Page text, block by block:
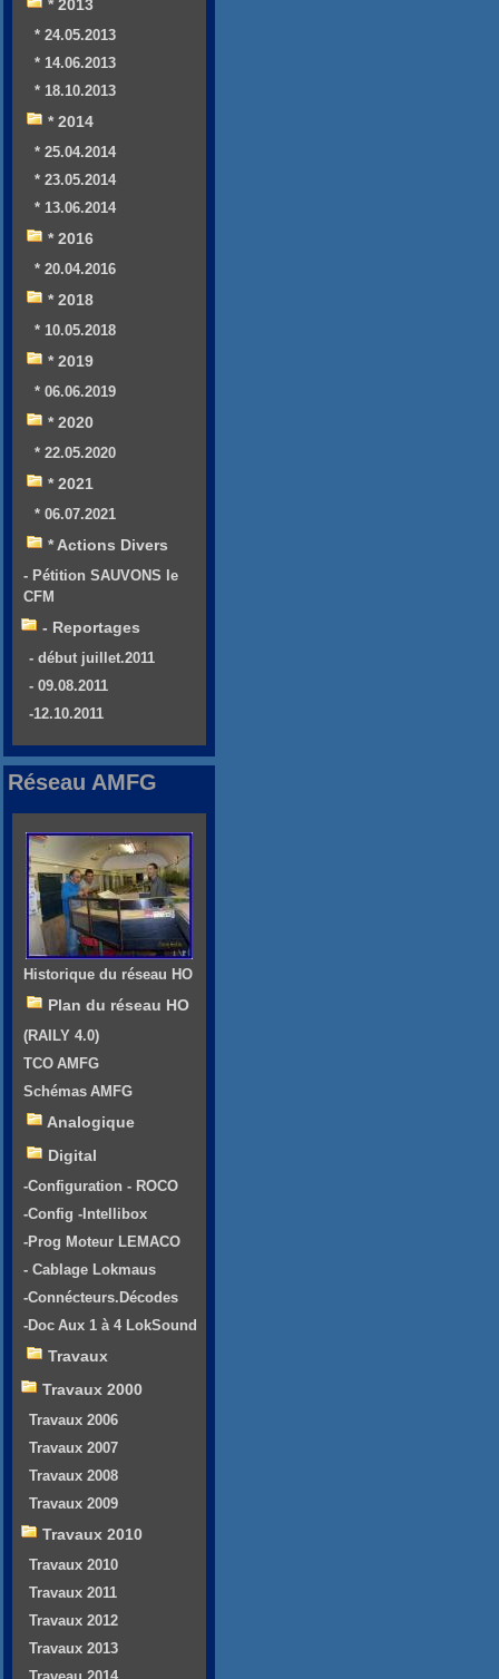
* 2013
* 24.05.2013
* 14.06.2013
* 18.10.2013
* 2014
* 25.04.2014
* 23.05.2014
* 13.06.2014
* 2016
* 20.04.2016
* 2018
* 10.05.2018
* 2019
* 06.06.2019
* 2020
* 22.05.2020
* 2021
* 06.07.2021
* Actions Divers
- Pétition SAUVONS le
CFM
- Reportages
- début juillet.2011
- 09.08.2011
-12.10.2011
Réseau AMFG
Historique du réseau HO
Plan du réseau HO
(RAILY 4.0)
TCO AMFG
Schémas AMFG
Analogique
Digital
-Configuration - ROCO
-Config -Intellibox
-Prog Moteur LEMACO
- Cablage Lokmaus
-Connécteurs.Décodes
-Doc Aux 1 à 4 LokSound
Travaux
Travaux 2000
Travaux 2006
Travaux 2007
Travaux 2008
Travaux 2009
Travaux 2010
Travaux 2010
Travaux 2011
Travaux 2012
Travaux 2013